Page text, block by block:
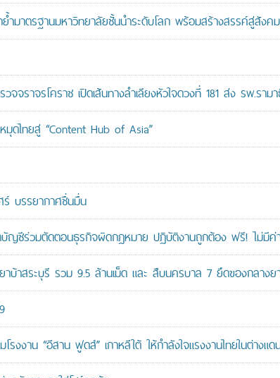
มาตรฐานมหาวิทยาลัยชั้นนำระดับโลก พร้อมสร้างสรรค์สู่สังค
จราจรโคราช เปิดเส้นทางลำเลียงหัวใจดวงที่ 181 ส่ง รพ.ราม
มุดไทยสู่ “Content Hub of Asia”
ร์ บรรยากาศชื่นมื่น
ร่วมตัดตอนธุรกิจผิดกฎหมาย ปฏิบัติงานถูกต้อง ฟรี! ไม่มีค่า
สระบุรี รวม 9.5 ล้านเม็ด และ สืบนครบาล 7 ยึดของกลางย
งาน “อีสาน ฟูดส์” เกาหลีใต้ ให้กำลังใจแรงงานไทยในต่างแด